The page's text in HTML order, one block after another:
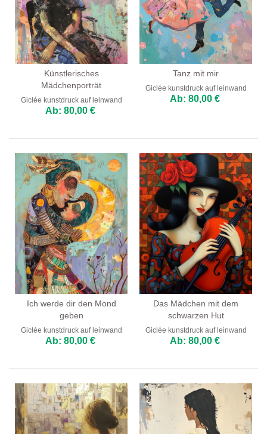
Künstlerisches
Mädchenporträt
Giclée kunstdruck auf leinwand
Ab: 80,00 €
Tanz mit mir
Giclée kunstdruck auf leinwand
Ab: 80,00 €
Ich werde dir den Mond
geben
Giclée kunstdruck auf leinwand
Ab: 80,00 €
Das Mädchen mit dem
schwarzen Hut
Giclée kunstdruck auf leinwand
Ab: 80,00 €